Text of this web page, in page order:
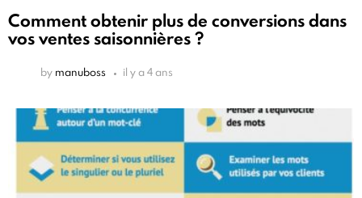
Comment obtenir plus de conversions dans
vos ventes saisonnières ?
by manuboss il y a 4 ans